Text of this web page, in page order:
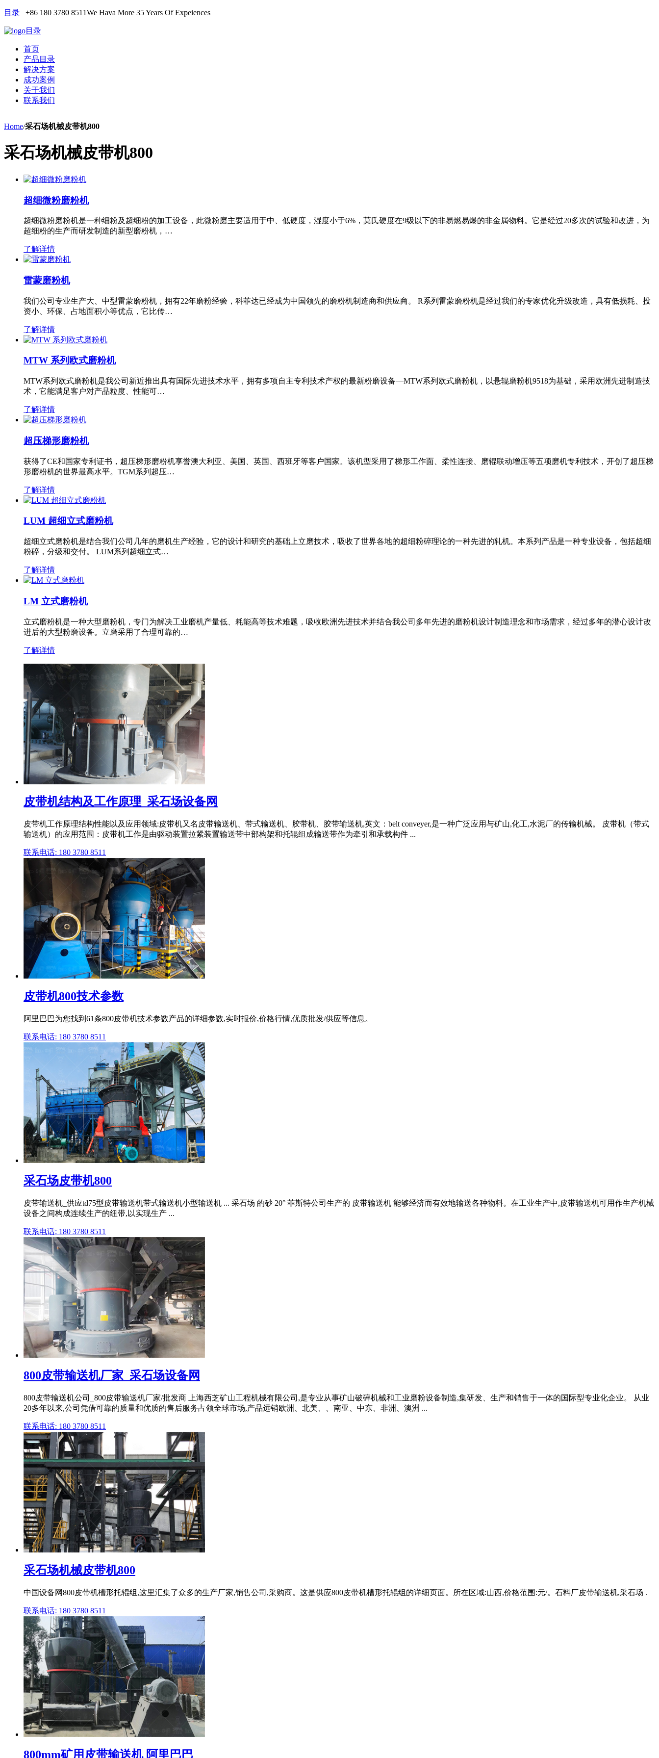
目录 +86 180 3780 8511We Hava More 35 Years Of Expeiences
目录
首页
产品目录
解决方案
成功案例
关于我们
联系我们
Home/采石场机械皮带机800
采石场机械皮带机800
超细微粉磨粉机
超细微粉磨粉机是一种细粉及超细粉的加工设备，此微粉磨主要适用于中、低硬度，湿度小于6%，莫氏硬度在9级以下的非易燃易爆的非金属物料。它是经过20多次的试验和改进，为
超细粉的生产而研发制造的新型磨粉机，…
了解详情
雷蒙磨粉机
我们公司专业生产大、中型雷蒙磨粉机，拥有22年磨粉经验，科菲达已经成为中国领先的磨粉机制造商和供应商。 R系列雷蒙磨粉机是经过我们的专家优化升级改造，具有低损耗、投
资小、环保、占地面积小等优点，它比传…
了解详情
MTW 系列欧式磨粉机
MTW系列欧式磨粉机是我公司新近推出具有国际先进技术水平，拥有多项自主专利技术产权的最新粉磨设备—MTW系列欧式磨粉机，以悬辊磨粉机9518为基础，采用欧洲先进制造技
术，它能满足客户对产品粒度、性能可…
了解详情
超压梯形磨粉机
获得了CE和国家专利证书，超压梯形磨粉机享誉澳大利亚、美国、英国、西班牙等客户国家。该机型采用了梯形工作面、柔性连接、磨辊联动增压等五项磨机专利技术，开创了超压梯
形磨粉机的世界最高水平。TGM系列超压…
了解详情
LUM 超细立式磨粉机
超细立式磨粉机是结合我们公司几年的磨机生产经验，它的设计和研究的基础上立磨技术，吸收了世界各地的超细粉碎理论的一种先进的轧机。本系列产品是一种专业设备，包括超细
粉碎，分级和交付。 LUM系列超细立式…
了解详情
LM 立式磨粉机
立式磨粉机是一种大型磨粉机，专门为解决工业磨机产量低、耗能高等技术难题，吸收欧洲先进技术并结合我公司多年先进的磨粉机设计制造理念和市场需求，经过多年的潜心设计改
进后的大型粉磨设备。立磨采用了合理可靠的…
了解详情
皮带机结构及工作原理_采石场设备网
皮带机工作原理结构性能以及应用领域:皮带机又名皮带输送机、带式输送机、胶带机、胶带输送机,英文：belt conveyer,是一种广泛应用与矿山,化工,水泥厂的传输机械。 皮带机（带式
输送机）的应用范围：皮带机工作是由驱动装置拉紧装置输送带中部构架和托辊组成输送带作为牵引和承载构件 ...
联系电话: 180 3780 8511
皮带机800技术参数
阿里巴巴为您找到61条800皮带机技术参数产品的详细参数,实时报价,价格行情,优质批发/供应等信息。
联系电话: 180 3780 8511
采石场皮带机800
皮带输送机_供应td75型皮带输送机带式输送机小型输送机 ... 采石场 的砂 20° 菲斯特公司生产的 皮带输送机 能够经济而有效地输送各种物料。在工业生产中,皮带输送机可用作生产机械
设备之间构成连续生产的纽带,以实现生产 ...
联系电话: 180 3780 8511
800皮带输送机厂家_采石场设备网
800皮带输送机公司_800皮带输送机厂家/批发商 上海西芝矿山工程机械有限公司,是专业从事矿山破碎机械和工业磨粉设备制造,集研发、生产和销售于一体的国际型专业化企业。 从业
20多年以来,公司凭借可靠的质量和优质的售后服务占领全球市场,产品远销欧洲、北美、、南亚、中东、非洲、澳洲 ...
联系电话: 180 3780 8511
采石场机械皮带机800
中国设备网800皮带机槽形托辊组,这里汇集了众多的生产厂家,销售公司,采购商。这是供应800皮带机槽形托辊组的详细页面。所在区域:山西,价格范围:元/。石料厂皮带输送机,采石场 .
联系电话: 180 3780 8511
800mm矿用皮带输送机 阿里巴巴